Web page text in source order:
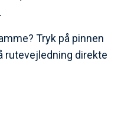
Tryk på pinnen
rutevejledning direkte